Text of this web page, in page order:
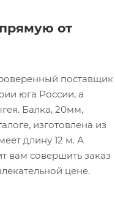
от
поставщик
юга России, а
Балка, 20мм,
изготовлена из
длину 12 м. А
вам совершить заказ
цене.